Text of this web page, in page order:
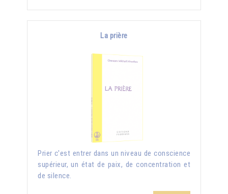
La prière
Prier c'est entrer dans un niveau de conscience
supérieur, un état de paix, de concentration et
de silence.